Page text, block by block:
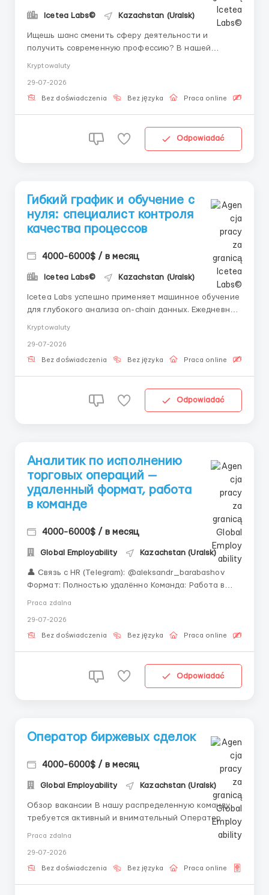
Icetea Labs© Kazachstan (Uralsk)
Ищешь шанс сменить сферу деятельности и
получить современную профессию? В нашей
👤 Наш HR-менеджер в Telegram:
@aleksandr_barabashov Icetea Labs строит
Kryptowaluty
29-07-2026
Bez doświadczenia Bez języka Praca online
Odpowiadać
Гибкий график и обучение с
нуля: специалист контроля
качества процессов
4000-6000$ / в месяц
Icetea Labs© Kazachstan (Uralsk)
Icetea Labs успешно применяет машинное обучение
для глубокого анализа on-chain данных. Ежедневно
Пишите рекрутеру: @aleksandr_barabashov Формат:
Удалённо (по всему миру) График: Частичная
Kryptowaluty
29-07-2026
Bez doświadczenia Bez języka Praca online
Odpowiadać
Аналитик по исполнению
торговых операций —
удаленный формат, работа
в команде
4000-6000$ / в месяц
Global Employability Kazachstan (Uralsk)
👤 Связь с HR (Telegram): @aleksandr_barabashov
Формат: Полностью удалённо Команда: Работа в
цифровых финансов? Наша компания создала все
условия для успешного и легкого старта.»
Praca zdalna
29-07-2026
Bez doświadczenia Bez języka Praca online
Odpowiadać
Оператор биржевых сделок
4000-6000$ / в месяц
Global Employability Kazachstan (Uralsk)
Обзор вакансии В нашу распределенную команду
требуется активный и внимательный Оператор
рабочим процессам. Чем предстоит заниматься
Координировать процессы проверки качества. Рас...
Praca zdalna
29-07-2026
Bez doświadczenia Bez języka Praca online